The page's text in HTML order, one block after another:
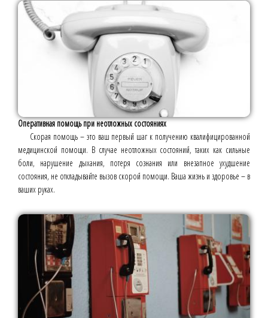
Оперативная помощь при неотложных состояниях
Скорая помощь – это ваш первый шаг к получению квалифицированной
медицинской помощи. В случае неотложных состояний, таких как сильные
боли, нарушение дыхания, потеря сознания или внезапное ухудшение
состояния, не откладывайте вызов скорой помощи. Ваша жизнь и здоровье – в
ваших руках.